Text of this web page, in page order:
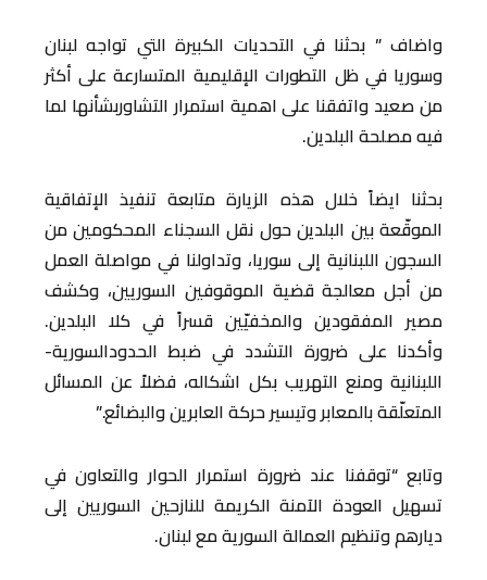
واضاف ” بحثنا في التحديات الكبيرة التي تواجه لبنان
وسوريا في ظل التطورات الإقليمية المتسارعة على أكثر
من صعيد واتفقنا على اهمية استمرار التشاوربشأنها لما
فيه مصلحة البلدين.
بحثنا ايضاً خلال هذه الزيارة متابعة تنفيذ الإتفاقية
الموقّعة بين البلدين حول نقل السجناء المحكومين من
السجون اللبنانية إلى سوريا، وتداولنا في مواصلة العمل
من أجل معالجة قضية الموقوفين السوريين، وكشف
مصير المفقودين والمخفيّين قسراً في كلا البلدين.
وأكدنا على ضرورة التشدد في ضبط الحدودالسورية-
اللبنانية ومنع التهريب بكل اشكاله، فضلاً عن المسائل
المتعلّقة بالمعابر وتيسير حركة العابرين والبضائع.”
وتابع “توقفنا عند ضرورة استمرار الحوار والتعاون في
تسهيل العودة الآمنة الكريمة للنازحين السوريين إلى
ديارهم وتنظيم العمالة السورية مع لبنان.